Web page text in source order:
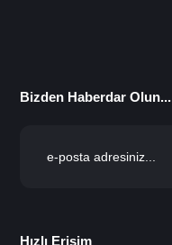
Bizden Haberdar Olun...
Hızlı Erişim